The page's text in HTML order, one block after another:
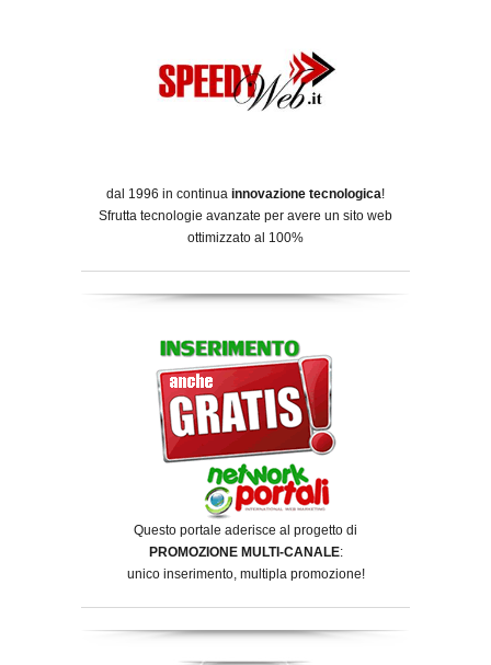
dal 1996 in continua innovazione tecnologica!
Sfrutta tecnologie avanzate per avere un sito web
ottimizzato al 100%
Questo portale aderisce al progetto di
PROMOZIONE MULTI-CANALE:
unico inserimento, multipla promozione!